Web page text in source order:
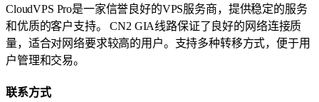
CloudVPS Pro是一家信誉良好的VPS服务商，提供稳定的服务
和优质的客户支持。 CN2 GIA线路保证了良好的网络连接质
量，适合对网络要求较高的用户。支持多种转移方式，便于用
户管理和交易。
联系方式